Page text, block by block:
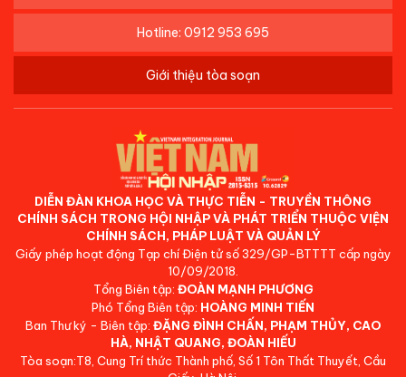
Hotline: 0912 953 695
Giới thiệu tòa soạn
DIỄN ĐÀN KHOA HỌC VÀ THỰC TIỄN - TRUYỀN THÔNG
CHÍNH SÁCH TRONG HỘI NHẬP VÀ PHÁT TRIỂN THUỘC VIỆN
CHÍNH SÁCH, PHÁP LUẬT VÀ QUẢN LÝ
Giấy phép hoạt động Tạp chí Điện tử số 329/GP-BTTTT cấp ngày
10/09/2018.
Tổng Biên tập: ĐOÀN MẠNH PHƯƠNG
Phó Tổng Biên tập: HOÀNG MINH TIẾN
Ban Thư ký - Biên tập: ĐẶNG ĐÌNH CHẤN, PHẠM THỦY, CAO
HÀ, NHẬT QUANG, ĐOÀN HIẾU
Tòa soạn:T8, Cung Trí thức Thành phố, Số 1 Tôn Thất Thuyết, Cầu